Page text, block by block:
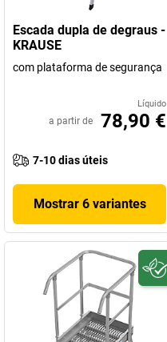
Escada dupla de degraus -
KRAUSE
com plataforma de segurança
Líquido
a partir de 78,90 €
7-10 dias úteis
Mostrar 6 variantes